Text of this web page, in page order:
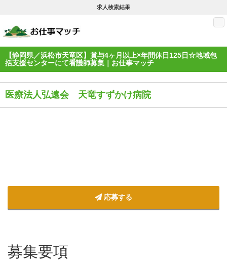
求人検索結果
【静岡県／浜松市天竜区】賞与4ヶ月以上×年間休日125日☆地域包
括支援センターにて看護師募集｜お仕事マッチ
医療法人弘遠会 天竜すずかけ病院
応募する
募集要項